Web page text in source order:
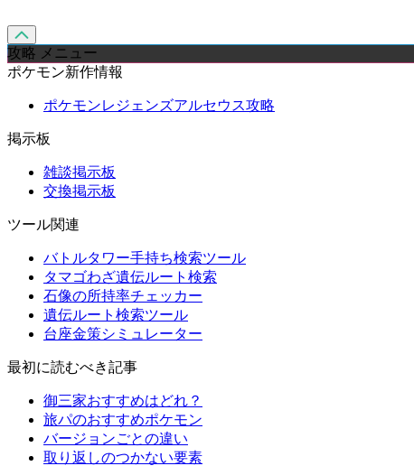
攻略 メニュー
ポケモン新作情報
ポケモンレジェンズアルセウス攻略
掲示板
雑談掲示板
交換掲示板
ツール関連
バトルタワー手持ち検索ツール
タマゴわざ遺伝ルート検索
石像の所持率チェッカー
遺伝ルート検索ツール
台座金策シミュレーター
最初に読むべき記事
御三家おすすめはどれ？
旅パのおすすめポケモン
バージョンごとの違い
取り返しのつかない要素